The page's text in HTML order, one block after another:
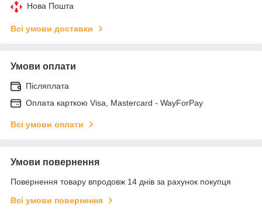
Нова Пошта
Всі умови доставки
Умови оплати
Післяплата
Оплата карткою Visa, Mastercard - WayForPay
Всі умови оплати
Умови повернення
Повернення товару впродовж 14 днів за рахунок покупця
Всі умови повернення